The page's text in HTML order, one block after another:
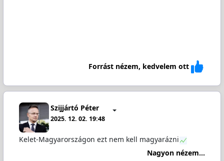
Forrást nézem, kedvelem ott
Szijjártó Péter
2025. 12. 02. 19:48
Kelet-Magyarországon ezt nem kell magyarázni
Nagyon nézem...